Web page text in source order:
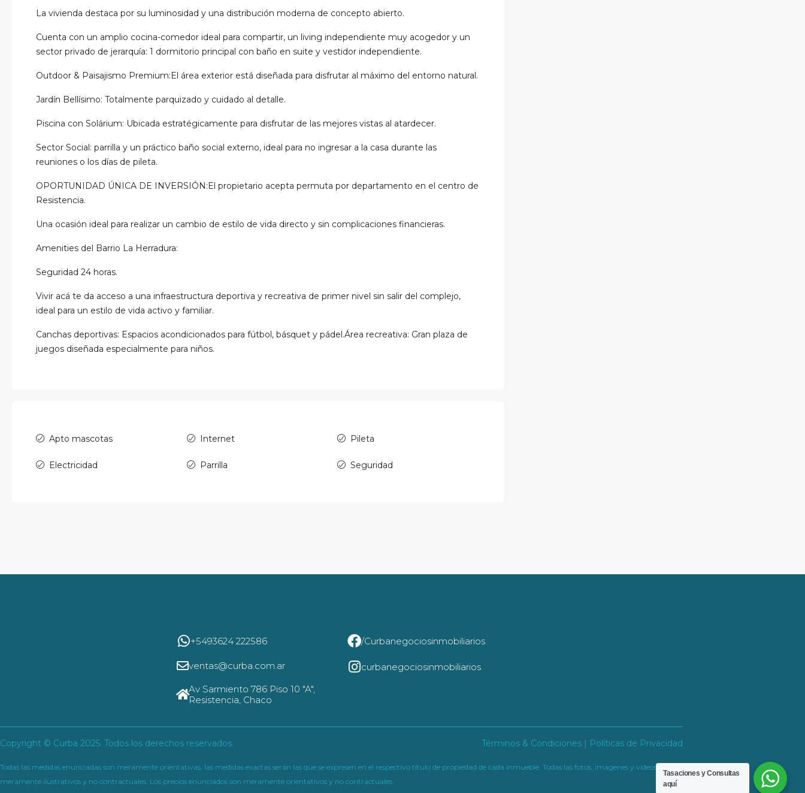
La vivienda destaca por su luminosidad y una distribución moderna de concepto abierto.
Cuenta con un amplio cocina-comedor ideal para compartir, un living independiente muy acogedor y un
sector privado de jerarquía: 1 dormitorio principal con baño en suite y vestidor independiente.
Outdoor & Paisajismo Premium:El área exterior está diseñada para disfrutar al máximo del entorno natural.
Jardín Bellísimo: Totalmente parquizado y cuidado al detalle.
Piscina con Solárium: Ubicada estratégicamente para disfrutar de las mejores vistas al atardecer.
Sector Social: parrilla y un práctico baño social externo, ideal para no ingresar a la casa durante las
reuniones o los días de pileta.
OPORTUNIDAD ÚNICA DE INVERSIÓN:El propietario acepta permuta por departamento en el centro de
Resistencia.
Una ocasión ideal para realizar un cambio de estilo de vida directo y sin complicaciones financieras.
Amenities del Barrio La Herradura:
Seguridad 24 horas.
Vivir acá te da acceso a una infraestructura deportiva y recreativa de primer nivel sin salir del complejo,
ideal para un estilo de vida activo y familiar.
Canchas deportivas: Espacios acondicionados para fútbol, básquet y pádel.Área recreativa: Gran plaza de
juegos diseñada especialmente para niños.
Apto mascotas
Electricidad
Internet
Parrilla
Pileta
Seguridad
+5493624 222586
ventas@curba.com.ar
Av Sarmiento 786 Piso 10 "A",
Resistencia, Chaco
/Curbanegociosinmobiliarios
curbanegociosinmobiliarios
Copyright © Curba 2025. Todos los derechos reservados. Términos & Condiciones | Políticas de Privacidad
Todas las medidas enunciadas son meramente orientativas, las medidas exactas serán las que se expresen en el respectivo título de propiedad de cada inmueble. Todas las fotos, imagenes y videos son
meramente ilustrativos y no contractuales. Los precios enunciados son meramente orientativos y no contractuales.
Tasaciones y Consultas
aquí